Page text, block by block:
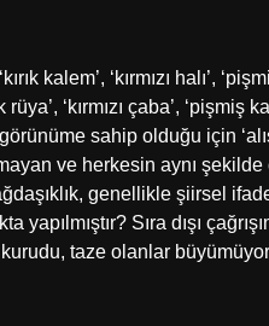
kalem’, ‘kırmızı halı’,
‘kırmızı çaba’,
sahip olduğu için
ve herkesin aynı
genellikle şiirsel
yapılmıştır? Sıra dışı
kurudu, taze olanlar